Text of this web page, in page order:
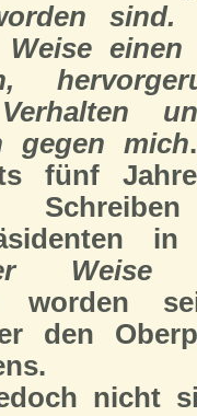
Weise
gegen mich
fünf
den
nicht